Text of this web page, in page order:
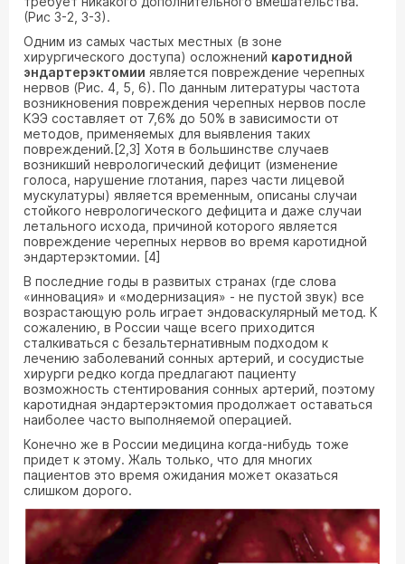
(Рис 3-2, 3-3).
Одним из самых частых местных (в зоне
хирургического доступа) осложнений каротидной
эндартерэктомии является повреждение черепных
нервов (Рис. 4, 5, 6). По данным литературы частота
возникновения повреждения черепных нервов после
КЭЭ составляет от 7,6% до 50% в зависимости от
методов, применяемых для выявления таких
повреждений.[2,3] Хотя в большинстве случаев
возникший неврологический дефицит (изменение
голоса, нарушение глотания, парез части лицевой
мускулатуры) является временным, описаны случаи
стойкого неврологического дефицита и даже случаи
летального исхода, причиной которого является
повреждение черепных нервов во время каротидной
эндартерэктомии. [4]
В последние годы в развитых странах (где слова
«инновация» и «модернизация» - не пустой звук) все
возрастающую роль играет эндоваскулярный метод. К
сожалению, в России чаще всего приходится
сталкиваться с безальтернативным подходом к
лечению заболеваний сонных артерий, и сосудистые
хирурги редко когда предлагают пациенту
возможность стентирования сонных артерий, поэтому
каротидная эндартерэктомия продолжает оставаться
наиболее часто выполняемой операцией.
Конечно же в России медицина когда-нибудь тоже
придет к этому. Жаль только, что для многих
пациентов это время ожидания может оказаться
слишком дорого.